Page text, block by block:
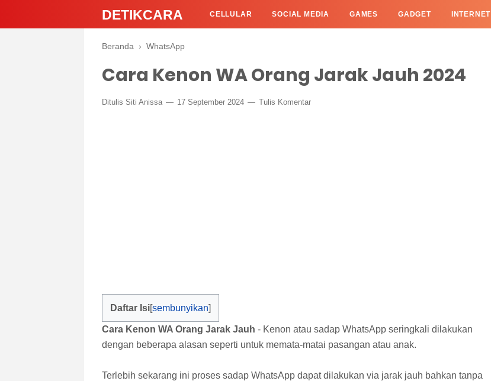
DETIKCARA CELLULAR SOCIAL MEDIA GAMES GADGET INTERNET
Beranda › WhatsApp
Cara Kenon WA Orang Jarak Jauh 2024
Ditulis Siti Anissa 17 September 2024 Tulis Komentar
Daftar Isi
Cara Kenon WA Orang Jarak Jauh - Kenon atau sadap WhatsApp seringkali dilakukan
dengan beberapa alasan seperti untuk memata-matai pasangan atau anak.
Terlebih sekarang ini proses sadap WhatsApp dapat dilakukan via jarak jauh bahkan tanpa